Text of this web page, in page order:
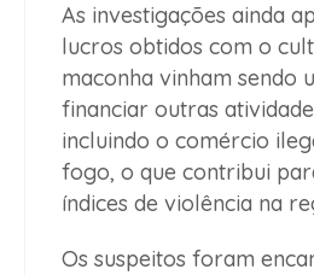
As investigações ainda
lucros obtidos com o
maconha vinham sendo
financiar outras
incluindo o comércio
fogo, o que contribui
índices de violência na
Os suspeitos foram